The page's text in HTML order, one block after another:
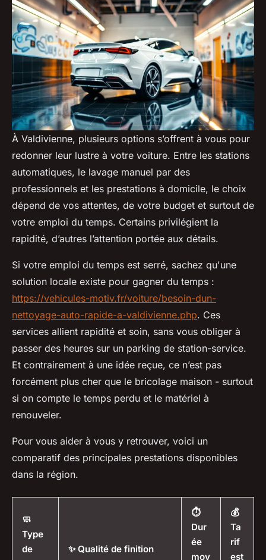
À Valdivienne, plusieurs options s’offrent à vous pour
redonner leur lustre à votre voiture. Entre les stations
automatiques, le lavage manuel par des
professionnels et les prestations à domicile, le choix
dépend de vos attentes, de votre budget et surtout de
votre emploi du temps. Certains privilégient la
rapidité, d’autres l’attention portée aux détails.
Si votre emploi du temps est serré, sachez qu'une
solution locale existe pour gagner du temps :
https://vehicules-motiv.fr/voiture/besoin-dun-
nettoyage-auto-rapide-a-valdivienne.php. Ces
services allient rapidité et soin, sans vous obliger à
passer des heures sur un parking de station-service.
Et contrairement à une idée reçue, ce n’est pas
forcément plus cher que le bricolage maison - surtout
si on compte le temps perdu et le matériel à
renouveler.
Pour vous aider à vous y retrouver, voici un
comparatif des principales prestations disponibles
dans la région.
🧼
Type
de
✨ Qualité de finition
⏱️
Dur
ée
moy
💰
Ta
rif
est